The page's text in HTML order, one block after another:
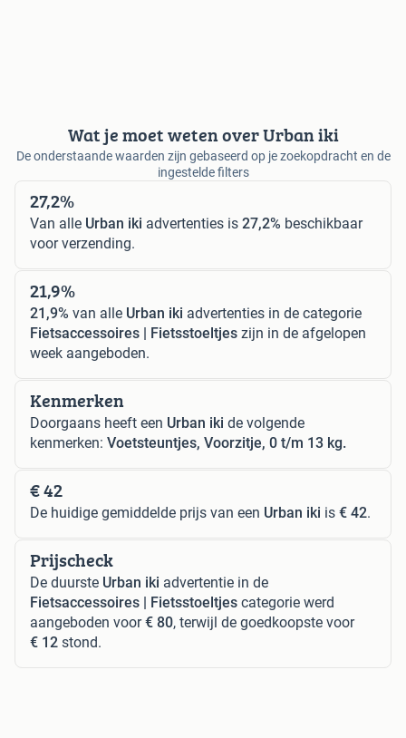
Wat je moet weten over Urban iki
De onderstaande waarden zijn gebaseerd op je zoekopdracht en de
ingestelde filters
27,2%
Van alle Urban iki advertenties is 27,2% beschikbaar
voor verzending.
21,9%
21,9% van alle Urban iki advertenties in de categorie
Fietsaccessoires | Fietsstoeltjes zijn in de afgelopen
week aangeboden.
Kenmerken
Doorgaans heeft een Urban iki de volgende
kenmerken: Voetsteuntjes, Voorzitje, 0 t/m 13 kg.
€ 42
De huidige gemiddelde prijs van een Urban iki is € 42.
Prijscheck
De duurste Urban iki advertentie in de
Fietsaccessoires | Fietsstoeltjes categorie werd
aangeboden voor€ 80, terwijl de goedkoopste voor
€ 12 stond.